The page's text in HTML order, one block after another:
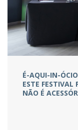
É-AQUI-IN-
ESTE FESTIVAL
NÃO É